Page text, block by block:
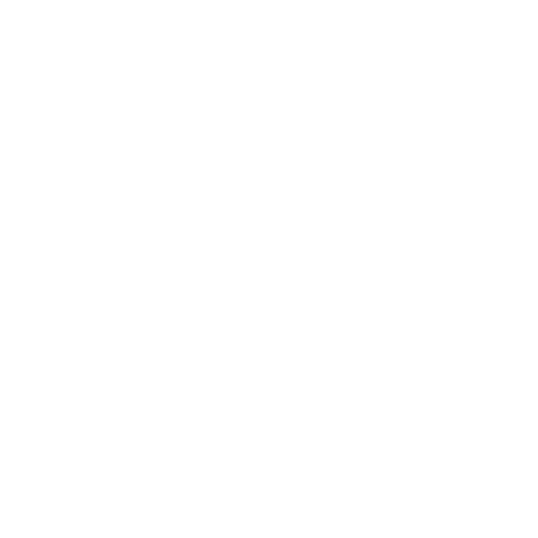
ભારતીય સુરક્ષા દળો હાઈએલર્ટ પર